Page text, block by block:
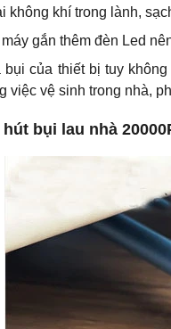
không khí trong lành,
gắn thêm đèn Led
bụi của thiết bị tuy
việc vệ sinh trong nhà,
hút bụi lau nhà